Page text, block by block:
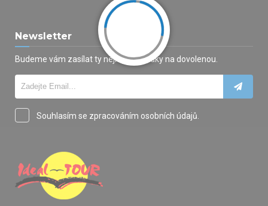
Newsletter
Budeme vám zasílat ty nejlepší nabídky na dovolenou.
Souhlasím se zpracováním osobních údajů.